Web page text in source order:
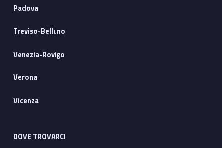
Padova
Treviso-Belluno
Venezia-Rovigo
Verona
Vicenza
DOVE TROVARCI